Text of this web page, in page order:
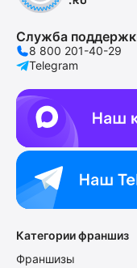
Служба
8 800 201-40-29
Telegram
Категории франшиз
Франшизы